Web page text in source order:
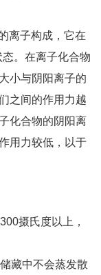
离子构成，它在
。在离子化合物
小与阴阳离子的
之间的作用力越
化合物的阴阳离
用力较低，以于
摄氏度以上，
藏中不会蒸发散